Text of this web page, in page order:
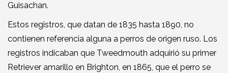
Guisachan.
Estos registros, que datan de 1835 hasta 1890, no
contienen referencia alguna a perros de origen ruso. Los
registros indicaban que Tweedmouth adquirió su primer
Retriever amarillo en Brighton, en 1865, que el perro se